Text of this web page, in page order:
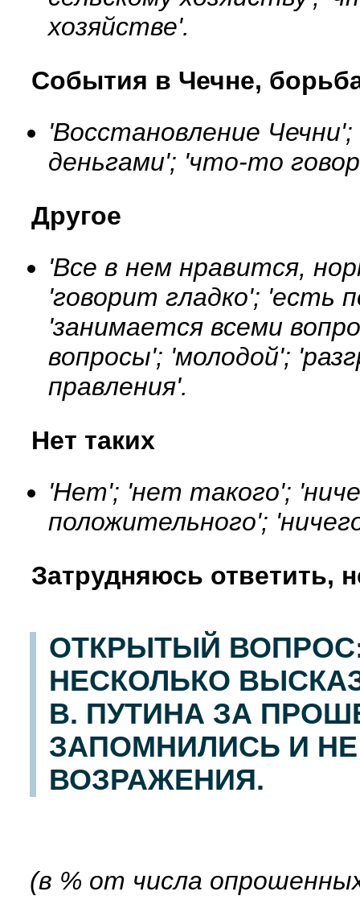
хозяйстве'.
События в Чечне,
'Восстановление
деньгами'; 'что-то
Другое
'Все в нем нравится,
'говорит гладко'; 'есть
'занимается всеми
вопросы'; 'молодой';
правления'.
Нет таких
'Нет'; 'нет такого';
положительного';
Затрудняюсь ответить,
ОТКРЫТЫЙ
НЕСКОЛЬКО
В. ПУТИНА ЗА
ЗАПОМНИЛИСЬ И
ВОЗРАЖЕНИЯ.
(в % от числа